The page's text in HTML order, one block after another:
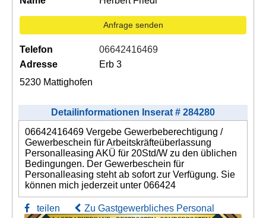
Anfrage senden
Telefon
06642416469
Adresse
Erb 3
5230 Mattighofen
Detailinformationen Inserat # 284280
06642416469 Vergebe Gewerbeberechtigung /
Gewerbeschein für Arbeitskräfteüberlassung
Personalleasing AKÜ für 20Std/W zu den üblichen
Bedingungen. Der Gewerbeschein für
Personalleasing steht ab sofort zur Verfügung. Sie
können mich jederzeit unter 066424
teilen Zu Gastgewerbliches Personal